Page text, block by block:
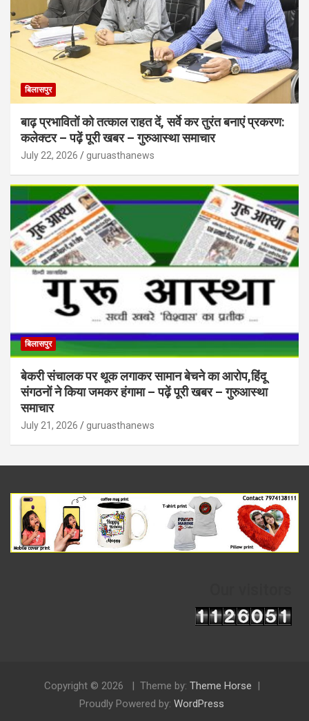
बिलासपुर
बाढ़ प्रभावितों को तत्काल राहत दें, सर्वे कर तुरंत बनाएं प्रकरण:
कलेक्टर – पढ़ें पूरी खबर – गुरुआस्था समाचार
July 22, 2026 guruasthanews
बिलासपुर
बेकरी संचालक पर थूक लगाकर सामान बेचने का आरोप,हिंदू
संगठनों ने किया जमकर हंगामा – पढ़ें पूरी खबर – गुरुआस्था
समाचार
July 21, 2026 guruasthanews
Copyright © 2026 Theme by: Theme Horse
Proudly Powered by: WordPress